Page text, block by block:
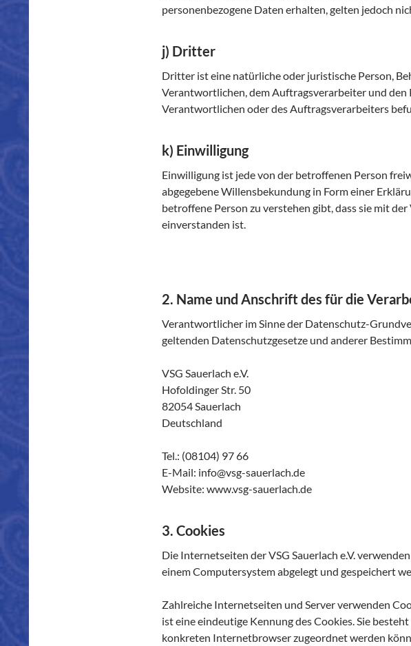
personenbezogene Daten erhalten, gelten jedoch
j) Dritter
Dritter ist eine natürliche oder juristische Person,
Verantwortlichen, dem Auftragsverarbeiter und
Verantwortlichen oder des Auftragsverarbeiters
k) Einwilligung
Einwilligung ist jede von der betroffenen Person
abgegebene Willensbekundung in Form einer
betroffene Person zu verstehen gibt, dass sie mit
einverstanden ist.
2. Name und Anschrift des für die
Verantwortlicher im Sinne der Datenschutz-
geltenden Datenschutzgesetze und anderer
VSG Sauerlach e.V.
Hofoldinger Str. 50
82054 Sauerlach
Deutschland
Tel.: (08104) 97 66
E-Mail: info@vsg-sauerlach.de
Website: www.vsg-sauerlach.de
3. Cookies
Die Internetseiten der VSG Sauerlach e.V.
einem Computersystem abgelegt und gespeichert
Zahlreiche Internetseiten und Server verwenden
ist eine eindeutige Kennung des Cookies. Sie
konkreten Internetbrowser zugeordnet werden